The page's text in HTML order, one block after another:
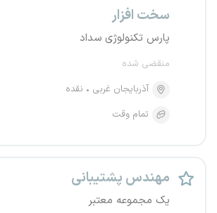
سخت افزار
پارس تکنولوژی سداد
منقضی شده
آذربایجان غربی
نقده
تمام وقت
مهندس پشتیبانی
یک مجموعه معتبر